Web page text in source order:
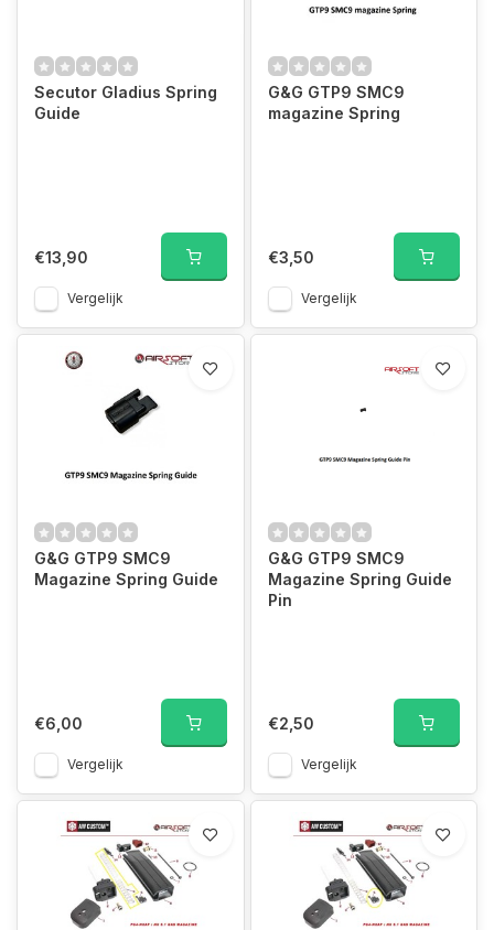
Secutor Gladius Spring
Guide
€13,90
Vergelijk
G&G GTP9 SMC9
magazine Spring
€3,50
Vergelijk
G&G GTP9 SMC9
Magazine Spring Guide
€6,00
Vergelijk
G&G GTP9 SMC9
Magazine Spring Guide
Pin
€2,50
Vergelijk